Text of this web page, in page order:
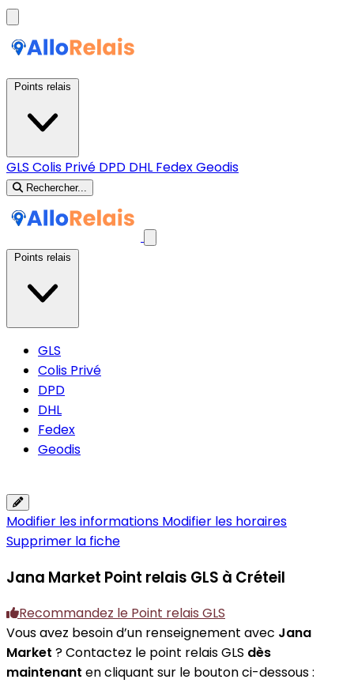
GLS Colis Privé DPD DHL FedexGeodis
Rechercher...
GLS
Colis Privé
DPD
DHL
Fedex
Geodis
Modifier les informations Modifier les horaires
Supprimer la fiche
Jana Market Point relais GLS à Créteil
Recommandez le Point relais GLS
Vous avez besoin d’un renseignement avec Jana
Market ? Contactez le point relais GLS dès
maintenant en cliquant sur le bouton ci-dessous :